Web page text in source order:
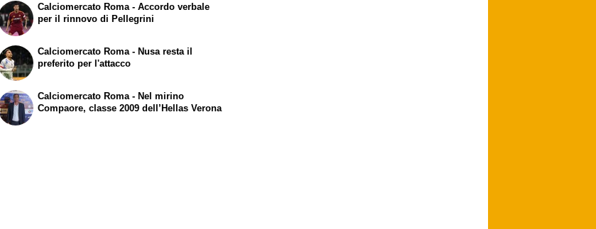
Calciomercato Roma - Accordo verbale
per il rinnovo di Pellegrini
Calciomercato Roma - Nusa resta il
preferito per l'attacco
Calciomercato Roma - Nel mirino
Compaore, classe 2009 dell’Hellas Verona